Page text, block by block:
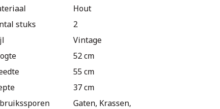
en 1 draaideur per nachtkastje
meubilair, heeft sporen van de tijd (zie
originele handgrepen met hun patina)
meubilair, met sporen van de tijd (zie
originele handgrepen met hun patina)
Hout
stuks
2
Vintage
52 cm
55 cm
37 cm
Gaten, Krassen,